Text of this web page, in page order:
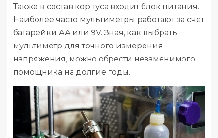
Также в состав корпуса входит блок питания.
Наиболее часто мультиметры работают за счет
батарейки АА или 9V. Зная, как выбрать
мультиметр для точного измерения
напряжения, можно обрести незаменимого
помощника на долгие годы.